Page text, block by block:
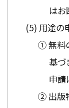
はお
用途の
① 無料
基づ
申請
② 出版